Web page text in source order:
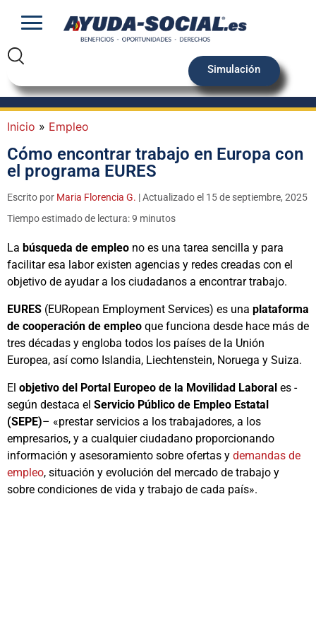
Simulación
Inicio » Empleo
Cómo encontrar trabajo en Europa con
el programa EURES
Escrito por Maria Florencia G. | Actualizado el 15 de septiembre, 2025
Tiempo estimado de lectura: 9 minutos
La búsqueda de empleo no es una tarea sencilla y para
facilitar esa labor existen agencias y redes creadas con el
objetivo de ayudar a los ciudadanos a encontrar trabajo.
EURES (EURopean Employment Services) es una plataforma
de cooperación de empleo que funciona desde hace más de
tres décadas y engloba todos los países de la Unión
Europea, así como Islandia, Liechtenstein, Noruega y Suiza.
El objetivo del Portal Europeo de la Movilidad Laboral es -
según destaca el Servicio Público de Empleo Estatal
(SEPE)– «prestar servicios a los trabajadores, a los
empresarios, y a cualquier ciudadano proporcionando
información y asesoramiento sobre ofertas y demandas de
empleo, situación y evolución del mercado de trabajo y
sobre condiciones de vida y trabajo de cada país».